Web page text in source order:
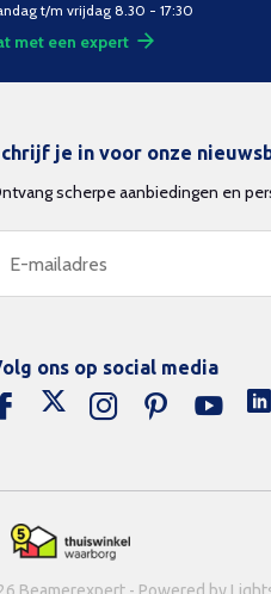
t/m vrijdag 8.30 - 17:30
met een expert
je in voor onze
scherpe aanbiedingen en
ons op social media